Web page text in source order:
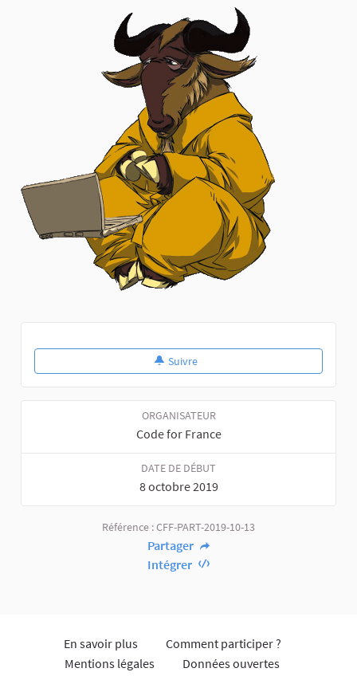
Suivre
ORGANISATEUR
Code for France
DATE DE DÉBUT
8 octobre 2019
Référence : CFF-PART-2019-10-13
Partager
Intégrer
En savoir plus
Comment participer ?
Mentions légales
Données ouvertes